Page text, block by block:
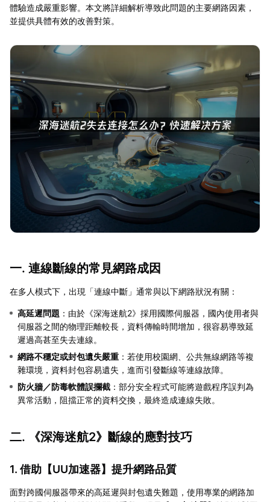
體驗造成嚴重影響。本文將詳細解析導致此問題的主要網路因素，
並提供具體有效的改善對策。
一. 連線斷線的常見網路成因
在多人模式下，出現「連線中斷」通常與以下網路狀況有關：
高延遲問題 ：由於《深海迷航2》採用國際伺服器，國內使用者與
伺服器之間的物理距離較長，資料傳輸時間增加，很容易導致延
遲過高甚至失去連線。
網路不穩定或封包遺失嚴重 ：若使用校園網、公共無線網路等複
雜環境，資料封包容易遺失，進而引發斷線等連線故障。
防火牆／防毒軟體誤攔截 ：部分安全程式可能將遊戲程序誤判為
異常活動，阻擋正常的資料交換，最終造成連線失敗。
二. 《深海迷航2》斷線的應對技巧
1. 借助【UU加速器】提升網路品質
面對跨國伺服器帶來的高延遲與封包遺失難題，使用專業的網路加